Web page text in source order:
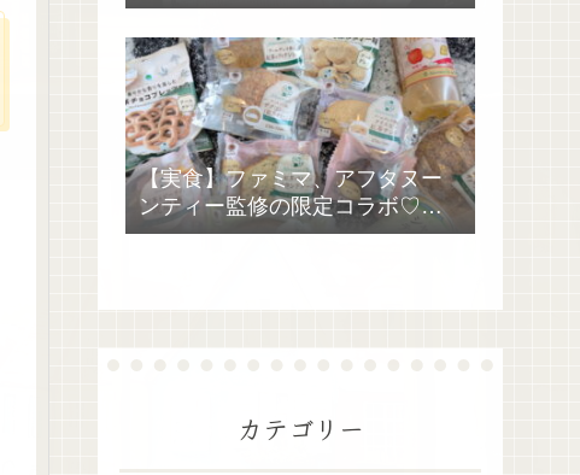
【実食】ファミマ、アフタヌー
ンティー監修の限定コラボ♡過
去最多全28種類が絶品過ぎた！
カテゴリー